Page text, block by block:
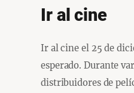
Ir al cine
Ir al cine el 25 de
esperado. Durante
distribuidores de